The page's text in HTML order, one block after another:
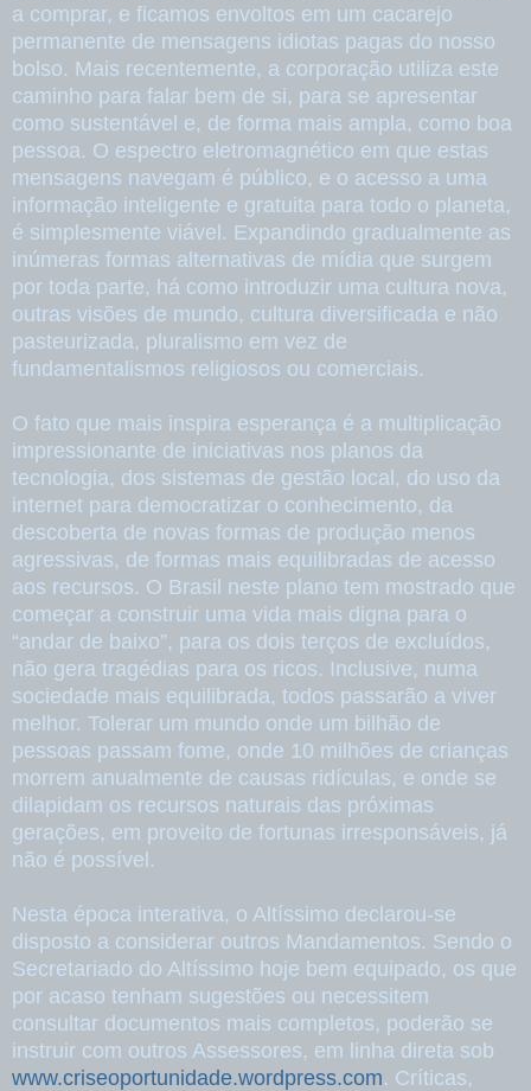
a comprar, e ficamos envoltos em um cacarejo
permanente de mensagens idiotas pagas do nosso
bolso. Mais recentemente, a corporação utiliza este
caminho para falar bem de si, para se apresentar
como sustentável e, de forma mais ampla, como boa
pessoa. O espectro eletromagnético em que estas
mensagens navegam é público, e o acesso a uma
informação inteligente e gratuita para todo o planeta,
é simplesmente viável. Expandindo gradualmente as
inúmeras formas alternativas de mídia que surgem
por toda parte, há como introduzir uma cultura nova,
outras visões de mundo, cultura diversificada e não
pasteurizada, pluralismo em vez de
fundamentalismos religiosos ou comerciais.
O fato que mais inspira esperança é a multiplicação
impressionante de iniciativas nos planos da
tecnologia, dos sistemas de gestão local, do uso da
internet para democratizar o conhecimento, da
descoberta de novas formas de produção menos
agressivas, de formas mais equilibradas de acesso
aos recursos. O Brasil neste plano tem mostrado que
começar a construir uma vida mais digna para o
“andar de baixo”, para os dois terços de excluídos,
não gera tragédias para os ricos. Inclusive, numa
sociedade mais equilibrada, todos passarão a viver
melhor. Tolerar um mundo onde um bilhão de
pessoas passam fome, onde 10 milhões de crianças
morrem anualmente de causas ridículas, e onde se
dilapidam os recursos naturais das próximas
gerações, em proveito de fortunas irresponsáveis, já
não é possível.
Nesta época interativa, o Altíssimo declarou-se
disposto a considerar outros Mandamentos. Sendo o
Secretariado do Altíssimo hoje bem equipado, os que
por acaso tenham sugestões ou necessitem
consultar documentos mais completos, poderão se
instruir com outros Assessores, em linha direta sob
www.criseoportunidade.wordpress.com. Críticas,